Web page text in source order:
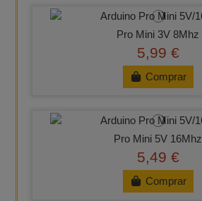
Pro Mini 3V 8Mhz
5,99 €
Comprar
Pro Mini 5V 16Mhz
5,49 €
Comprar